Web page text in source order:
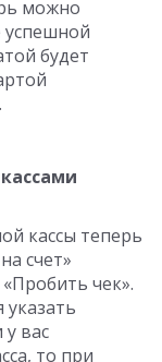
можно
будет
кассы теперь
счет»
чек».
указать
у вас
то при